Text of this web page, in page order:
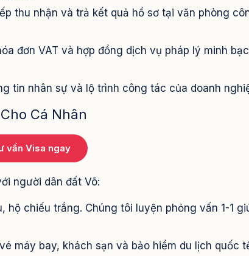
thu nhận và trả kết quả hồ sơ tại văn phòng
đơn VAT và hợp đồng dịch vụ pháp lý minh
tin nhân sự và lộ trình công tác của doanh
Cá Nhân
vấn Visa ngay
người dân đất Võ:
hộ chiếu trắng. Chúng tôi luyện phỏng vấn 1-1
máy bay, khách sạn và bảo hiểm du lịch quốc